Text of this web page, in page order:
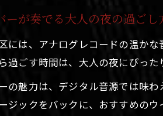
ーが奏でる大人の夜の過ごし
には、アナログレコードの温か
過ごす時間は、大人の夜にぴった
の魅力は、デジタル音源では味
ジックをバックに、おすすめの